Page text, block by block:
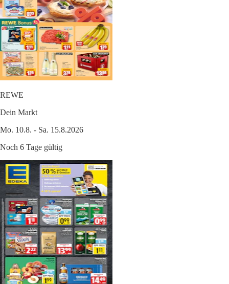
REWE
Dein Markt
Mo. 10.8. - Sa. 15.8.2026
Noch 6 Tage gültig